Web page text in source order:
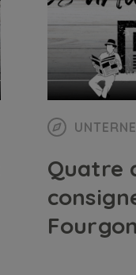
Quatre